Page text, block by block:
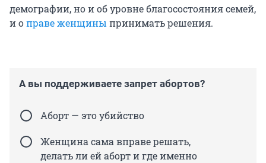
демографии, но и об уровне благосостояния семей,
и оправе женщины принимать решения.
А вы поддерживаете запрет абортов?
Аборт — это убийство
Женщина сама вправе решать,
делать ли ей аборт и где именно